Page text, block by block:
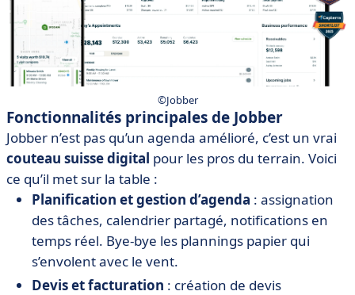
©Jobber
Fonctionnalités principales de Jobber
Jobber n’est pas qu’un agenda amélioré, c’est un vrai
couteau suisse digital pour les pros du terrain. Voici
ce qu’il met sur la table :
Planification et gestion d’agenda : assignation
des tâches, calendrier partagé, notifications en
temps réel. Bye-bye les plannings papier qui
s’envolent avec le vent.
Devis et facturation : création de devis